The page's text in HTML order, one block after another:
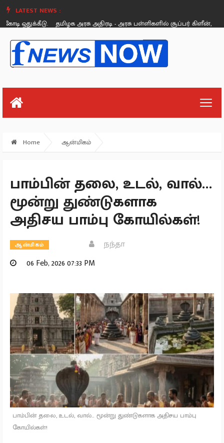
LATEST NEWS :
ஒதுக்கீடு.
தமிழக அரசு அதிரடி - அரசு பள்ளிகளில் சூப்பர் கிளீன்,
Friday, August 26
Home ஆன்மிகம்
பாம்பின் தலை, உடல், வால்…
மூன்று துண்டுகளாக
அதிசய பாம்பு கோயில்கள்!
ஆன்மிகம்
நந்தா
06 Feb, 2026 07:33 PM
பாம்பின் தலை, உடல், வால்… மூன்று துண்டுகளாக அதிசய பாம்பு
கோயில்கள்!